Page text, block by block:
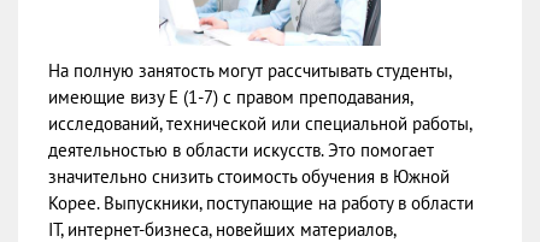
На полную занятость могут рассчитывать студенты,
имеющие визу Е (1-7) с правом преподавания,
исследований, технической или специальной работы,
деятельностью в области искусств. Это помогает
значительно снизить стоимость обучения в Южной
Корее. Выпускники, поступающие на работу в области
IT, интернет-бизнеса, новейших материалов,